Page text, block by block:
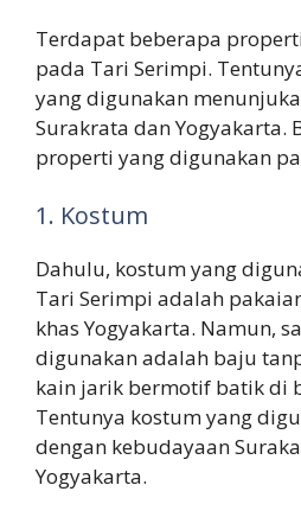
Terdapat beberapa
pada Tari Serimpi.
yang digunakan
Surakrata dan Yogyakarta.
properti yang digunakan
1. Kostum
Dahulu, kostum yang
Tari Serimpi adalah
khas Yogyakarta. Namun,
digunakan adalah baju
kain jarik bermotif batik di
Tentunya kostum yang
dengan kebudayaan
Yogyakarta.